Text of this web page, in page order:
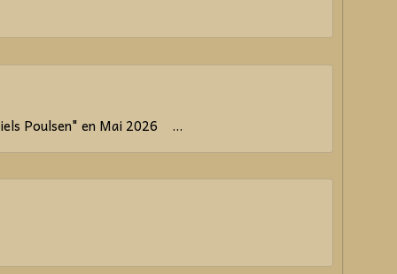
Poulsen" en Mai 2026 ...